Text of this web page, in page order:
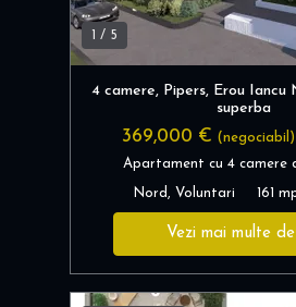
/ 5
4 camere, Pipers, Erou Iancu
superba
369,000 € (negociabil)
Apartament cu 4 camere
Nord, Voluntari 161
Vezi mai multe